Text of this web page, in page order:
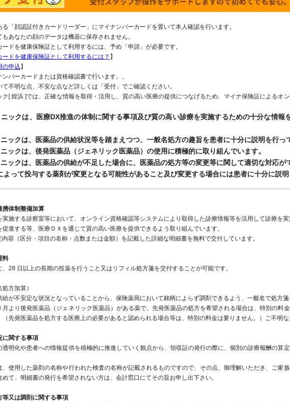
「顔認証付きカードリーダー」にマイナンバーカードを置いて本人確認を行います。
もあなたの顔のデータは機器に保存されません。
ードを健康保険証として利用するには、予め「申請」が必要です。
ードを健康保険証として利用するには？ 】
の申込】
バーカードまたは資格確認書で行います。。
て不明な点、不安な点など詳しくは「受付」でご確認ください。
ク[ 姪浜 ]では、正確な情報を取得・活用し、質の高い医療の提供につなげるため、マイナ保険証によるオ
ックは、医療DX推進の体制に関する事項及び質の高い診療を実施するための十分な情報
ックは、医薬品の供給状況等を踏まえつつ、一般名処方の趣旨を患者に十分に説明を行っ
ックは、後発医薬品（ジェネリック医薬品）の使用に積極的に取り組んでいます。
ックは、医薬品の供給が不足した場合に、医薬品の処方等の変更等に関して適切な対応が
よって投与する薬剤が変更となる可能性があること及び変更する場合には患者に十分に説明
携体制整備加算
施する診察室等において、オンライン資格確認等システムにより取得した診療情報等を活用して診療を実
進する等、医療ＤＸを通じて質の高い医療を提供できるよう取り組んでいます。
容（区分・項目の名称・点数または金額）を記載した詳細な明細書を無料で交付しています。
料
、28 日以上の長期の投薬を行うこと又はリフィル処方箋を交付することが可能です。
処方加算）
給が不安定な状況となっていることから、保険薬局において銘柄によらず調剤できるよう、一般名で処方箋
月より後発医薬品（ジェネリック医薬品）がある薬で、先発医薬品の処方を希望される場合は、特別の料
（先発医薬品を処方する医療上の必要があると認められる場合等は、特別の料金は要りません。）ご不明な
に関する事項
透明化や患者への情報提供を積極的に推進していく観点から、領収証の発行の際に、個別の診療報酬の算
、使用した薬剤の名称や行われた検査の名称が記載されるものですので、その点、御理解いただき、ご家
て、明細書の発行を希望されない方は、会計窓口にてその旨お申し出下さい。
等又は調剤に関する事項